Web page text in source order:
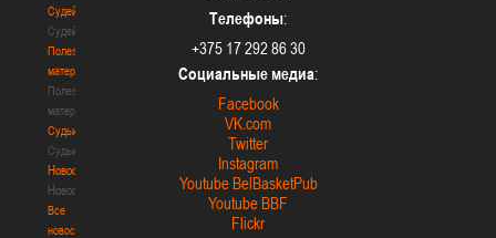
Судейство
Судейство
Полезные
материалы
Полезные
материалы
Судьи
Судьи
Новости
Новости
Все
новости
Телефоны:
+375 17 292 86 30
Социальные медиа:
Facebook
VK.com
Twitter
Instagram
Youtube BelBasketPub
Youtube BBF
Flickr